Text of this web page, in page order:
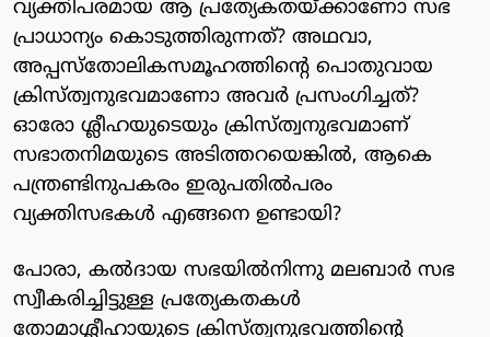
വ്യക്തിപരമായ ആ പ്രത്യേകതയ്ക്കാണോ സഭ
പ്രാധാന്യം കൊടുത്തിരുന്നത്? അഥവാ,
അപ്പസ്‌തോലികസമൂഹത്തിന്റെ പൊതുവായ
ക്രിസ്ത്വനുഭവമാണോ അവര്‍ പ്രസംഗിച്ചത്?
ഓരോ ശ്ലീഹയുടെയും ക്രിസ്ത്വനുഭവമാണ്
സഭാതനിമയുടെ അടിത്തറയെങ്കില്‍, ആകെ
പന്ത്രണ്ടിനുപകരം ഇരുപതില്‍പരം
വ്യക്തിസഭകള്‍ എങ്ങനെ ഉണ്ടായി?
പോരാ, കല്‍ദായ സഭയില്‍നിന്നു മലബാര്‍ സഭ
സ്വീകരിച്ചിട്ടുള്ള പ്രത്യേകതകള്‍
തോമാശ്ലീഹായുടെ ക്രിസ്ത്വനുഭവത്തിന്റെ